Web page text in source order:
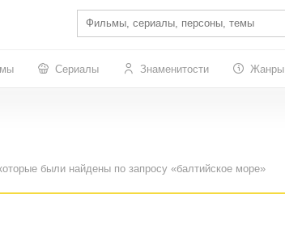
Сериалы Знаменитости Жанры
были найдены по запросу «балтийское море»